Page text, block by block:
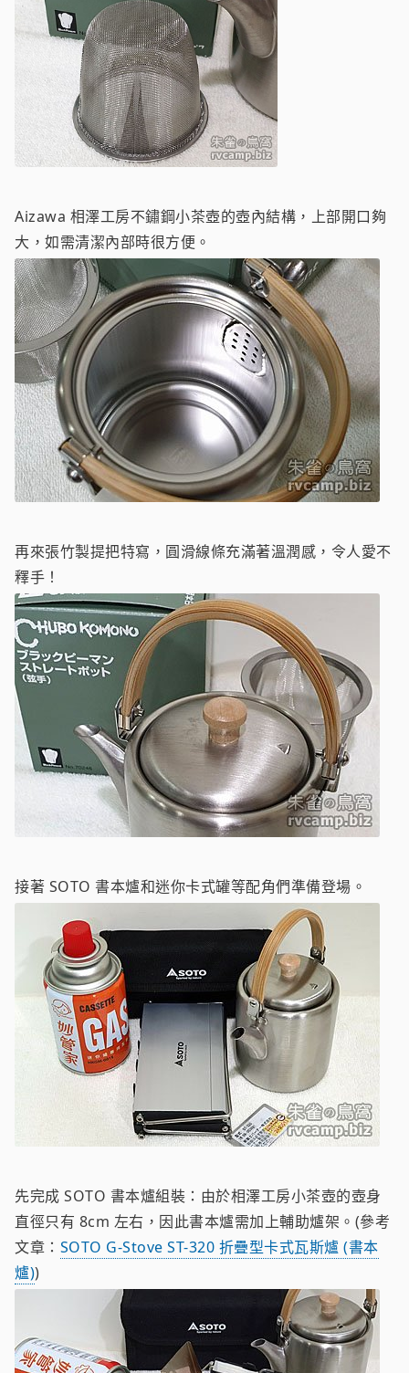
Aizawa 相澤工房不鏽鋼小茶壺的壺內結構，上部開口夠
大，如需清潔內部時很方便。
再來張竹製提把特寫，圓滑線條充滿著溫潤感，令人愛不
釋手！
接著 SOTO 書本爐和迷你卡式罐等配角們準備登場。
先完成 SOTO 書本爐組裝：由於相澤工房小茶壺的壺身
直徑只有 8cm 左右，因此書本爐需加上輔助爐架。(參考
文章： SOTO G-Stove ST-320 折疊型卡式瓦斯爐 (書本
爐))